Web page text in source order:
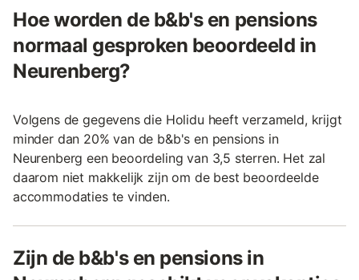
Hoe worden de b&b's en pensions
normaal gesproken beoordeeld in
Neurenberg?
Volgens de gegevens die Holidu heeft verzameld, krijgt
minder dan 20% van de b&b's en pensions in
Neurenberg een beoordeling van 3,5 sterren. Het zal
daarom niet makkelijk zijn om de best beoordeelde
accommodaties te vinden.
Zijn de b&b's en pensions in